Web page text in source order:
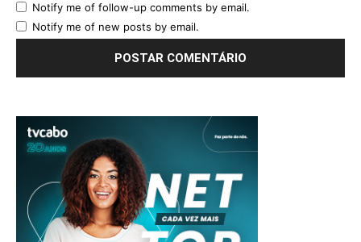
Notify me of follow-up comments by email.
Notify me of new posts by email.